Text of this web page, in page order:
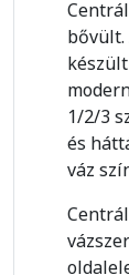
bővült.
1/2/3
és
váz